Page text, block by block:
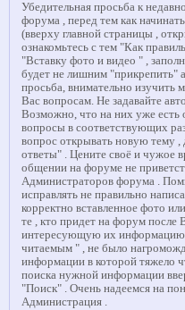
Убедительная просьба к
форума , перед тем как
(вверху главной страницы ,
ознакомьтесь с тем "Как
"Вставку фото и видео " ,
будет не лишним "прикрепить"
просьба, внимательно
Вас вопросам. Не задавайте
Возможно, что на них уже есть
вопросы в соответствующих
вопрос открывать новую тему ,
ответы" . Цените своё и чужое
общении на форуме не
Администраторов форума .
исправлять не правильно
корректно вставленное фото
те , кто придет на форум после
интересующую их информацию
читаемым " , не было
информации в которой тяжело
поиска нужной информации
"Поиск" . Очень надеемся на
Администрация .